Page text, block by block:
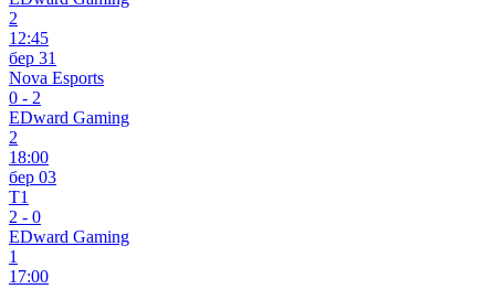
2
12:45
бер 31
Nova Esports
0 - 2
EDward Gaming
2
18:00
бер 03
T1
2 - 0
EDward Gaming
1
17:00